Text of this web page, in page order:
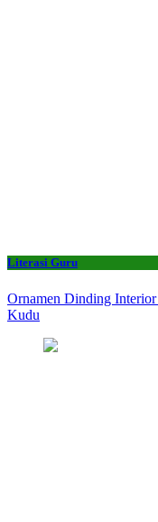
Literasi Guru
Ornamen Dinding
Kudu